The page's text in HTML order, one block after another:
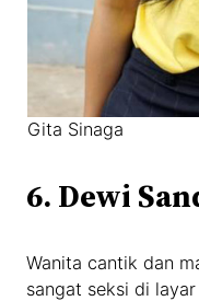
Gita Sinaga
6. Dewi
Wanita cantik dan
sangat seksi di